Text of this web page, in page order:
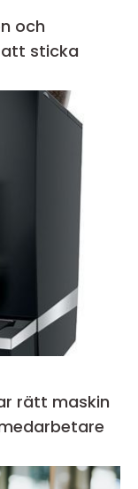
sticka
rätt maskin